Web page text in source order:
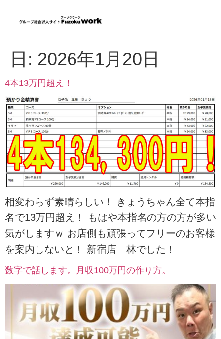
日: 2026年1月20日
4本13万円超え！
相変わらず素晴らしい！ きょうちゃん全て本指
名で13万円超え！ もはや本指名の方の方が多い
気がしますｗ お店側も頑張ってフリーのお客様
を案内しないと！ 新宿店 林でした！
数字で話します。月収100万円の作り方。